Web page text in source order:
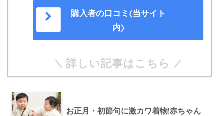
購入者の口コミ(当サイト
内)
詳しい記事はこちら
お正月・初節句に激カワ着物!赤ちゃん